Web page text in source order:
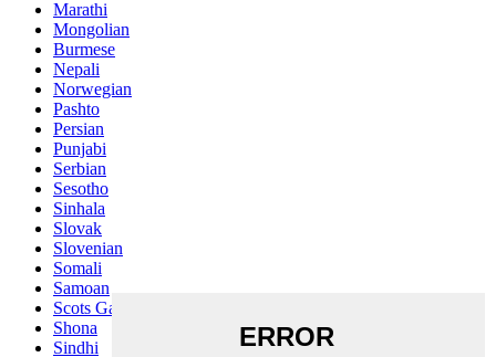
Marathi
Mongolian
Burmese
Nepali
Norwegian
Pashto
Persian
Punjabi
Serbian
Sesotho
Sinhala
Slovak
Slovenian
Somali
Samoan
Scots Gaelic
Shona
Sindhi